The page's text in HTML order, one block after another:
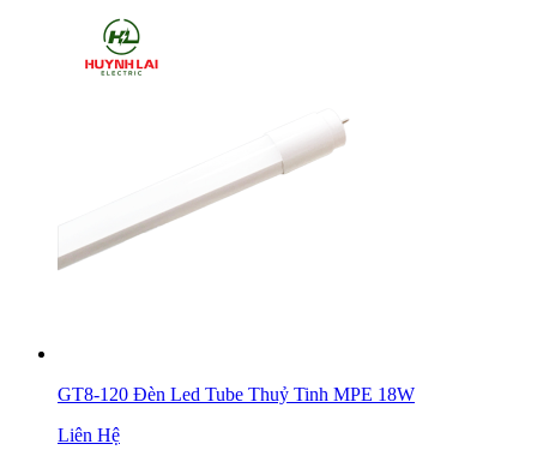
GT8-120 Đèn Led Tube Thuỷ Tinh MPE 18W
Liên Hệ